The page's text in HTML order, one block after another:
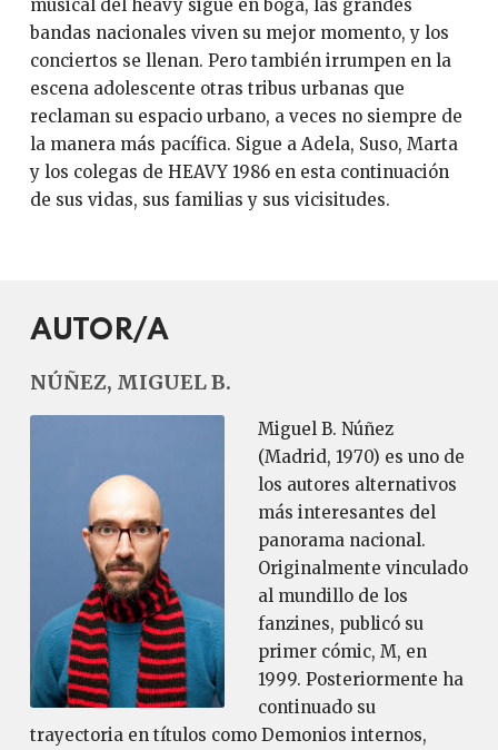
musical del heavy sigue en boga, las grandes
bandas nacionales viven su mejor momento, y los
conciertos se llenan. Pero también irrumpen en la
escena adolescente otras tribus urbanas que
reclaman su espacio urbano, a veces no siempre de
la manera más pacífica. Sigue a Adela, Suso, Marta
y los colegas de HEAVY 1986 en esta continuación
de sus vidas, sus familias y sus vicisitudes.
AUTOR/A
NÚÑEZ, MIGUEL B.
Miguel B. Núñez
(Madrid, 1970) es uno de
los autores alternativos
más interesantes del
panorama nacional.
Originalmente vinculado
al mundillo de los
fanzines, publicó su
primer cómic, M, en
1999. Posteriormente ha
continuado su
trayectoria en títulos como Demonios internos,